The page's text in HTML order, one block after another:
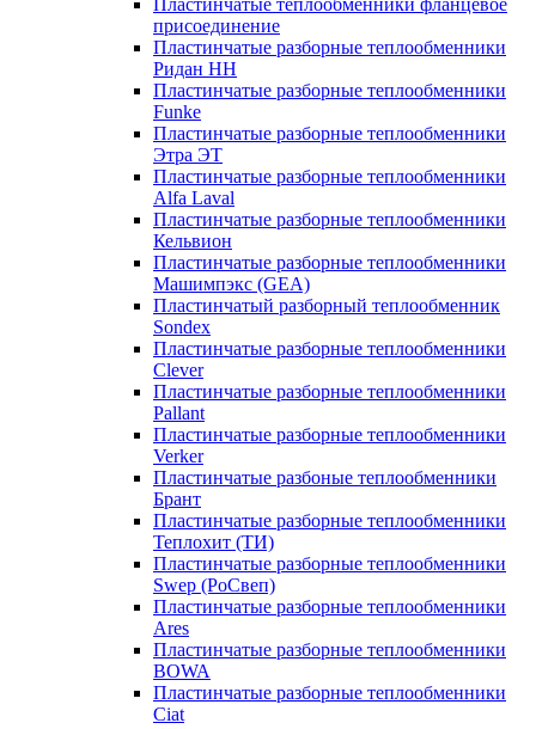
Пластинчатые теплообменники фланцевое
присоединение
Пластинчатые разборные теплообменники
Ридан НН
Пластинчатые разборные теплообменники
Funke
Пластинчатые разборные теплообменники
Этра ЭТ
Пластинчатые разборные теплообменники
Alfa Laval
Пластинчатые разборные теплообменники
Кельвион
Пластинчатые разборные теплообменники
Машимпэкс (GEA)
Пластинчатый разборный теплообменник
Sondex
Пластинчатые разборные теплообменники
Clever
Пластинчатые разборные теплообменники
Pallant
Пластинчатые разборные теплообменники
Verker
Пластинчатые разбоные теплообменники
Брант
Пластинчатые разборные теплообменники
Теплохит (ТИ)
Пластинчатые разборные теплообменники
Swep (РоСвеп)
Пластинчатые разборные теплообменники
Ares
Пластинчатые разборные теплообменники
BOWA
Пластинчатые разборные теплообменники
Ciat